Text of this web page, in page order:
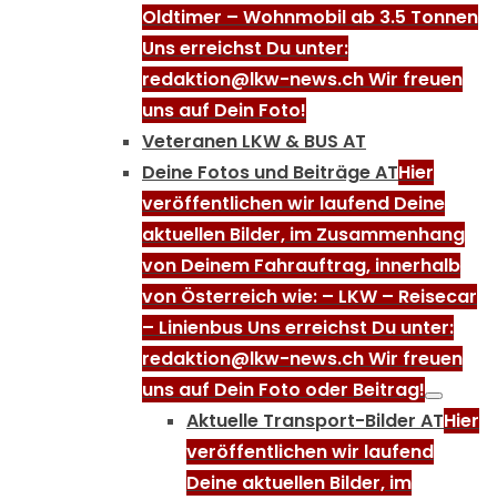
Oldtimer – Wohnmobil ab 3.5 Tonnen
Uns erreichst Du unter:
redaktion@lkw-news.ch Wir freuen
uns auf Dein Foto!
Veteranen LKW & BUS AT
Deine Fotos und Beiträge ATHier
veröffentlichen wir laufend Deine
aktuellen Bilder, im Zusammenhang
von Deinem Fahrauftrag, innerhalb
von Österreich wie: – LKW – Reisecar
– Linienbus Uns erreichst Du unter:
redaktion@lkw-news.ch Wir freuen
uns auf Dein Foto oder Beitrag!
Aktuelle Transport-Bilder ATHier
veröffentlichen wir laufend
Deine aktuellen Bilder, im